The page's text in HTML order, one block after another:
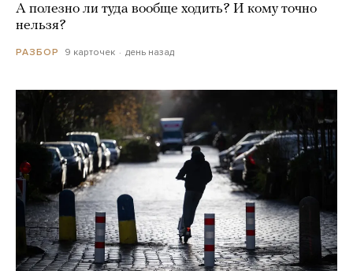
А полезно ли туда вообще ходить? И кому точно
нельзя?
РАЗБОР 9 карточек день назад